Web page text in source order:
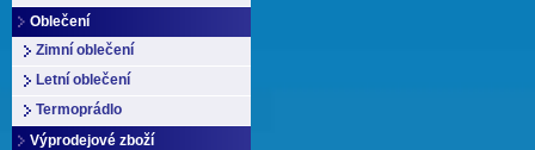
Oblečení
Zimní oblečení
Letní oblečení
Termoprádlo
Výprodejové zboží